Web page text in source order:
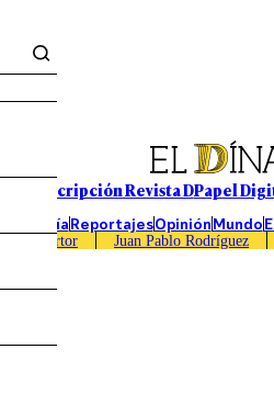
Suscripción Revista DPapel
EconomíaReportajesOpiniónMundo
Caso Sartor Juan Pablo Rodríguez